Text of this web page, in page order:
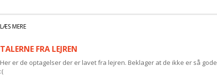
LÆS MERE
TALERNE FRA LEJREN
Her er de optagelser der er lavet fra lejren. Beklager at de ikke er så gode
:(